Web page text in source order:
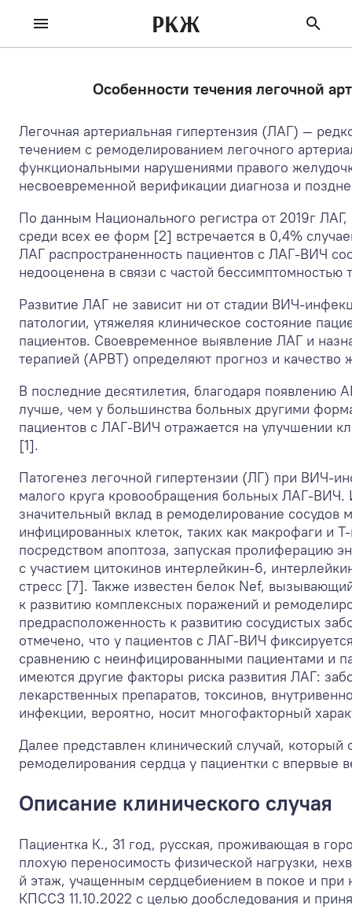
РКЖ
Особенности течения легочной
Легочная артериальная гипертензия (ЛАГ) —
течением с ремоделированием легочного
функциональными нарушениями правого
несвоевременной верификации диагноза и
По данным Национального регистра от 2019г
среди всех ее форм [2] встречается в 0,4%
ЛАГ распространенность пациентов с ЛАГ-ВИЧ
недооценена в связи с частой бессимптомностью
Развитие ЛАГ не зависит ни от стадии ВИЧ-
патологии, утяжеляя клиническое состояние
пациентов. Своевременное выявление ЛАГ и
терапией (АРВТ) определяют прогноз и качество
В последние десятилетия, благодаря
лучше, чем у большинства больных другими
пациентов с ЛАГ-ВИЧ отражается на улучшении
[1].
Патогенез легочной гипертензии (ЛГ) при ВИЧ-
малого круга кровообращения больных ЛАГ-ВИЧ.
значительный вклад в ремоделирование
инфицированных клеток, таких как макрофаги и
посредством апоптоза, запуская пролиферацию
с участием цитокинов интерлейкин-6,
стресс [7]. Также известен белок Nef,
к развитию комплексных поражений и
предрасположенность к развитию сосудистых
отмечено, что у пациентов с ЛАГ-ВИЧ
сравнению с неинфицированными пациентами и
имеются другие факторы риска развития ЛАГ:
лекарственных препаратов, токсинов,
инфекции, вероятно, носит многофакторный
Далее представлен клинический случай,
ремоделирования сердца у пациентки с
Описание клинического случая
Пациентка К., 31 год, русская, проживающая в
плохую переносимость физической нагрузки,
й этаж, учащенным сердцебиением в покое и при
КПССЗ 11.10.2022 с целью дообследования и